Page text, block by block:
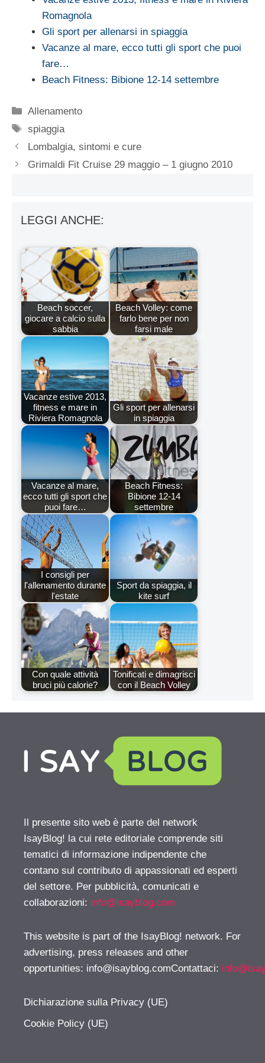
Romagnola
Gli sport per allenarsi in spiaggia
Vacanze al mare, ecco tutti gli sport che puoi
fare…
Beach Fitness: Bibione 12-14 settembre
Categorie
Allenamento
Tag
spiaggia
Lombalgia, sintomi e cure
Grimaldi Fit Cruise 29 maggio – 1 giugno 2010
LEGGI ANCHE:
Beach soccer,
giocare a calcio sulla
sabbia
Beach Volley: come
farlo bene per non
farsi male
Vacanze estive 2013,
fitness e mare in
Riviera Romagnola
Gli sport per allenarsi
in spiaggia
Vacanze al mare,
ecco tutti gli sport che
puoi fare…
Beach Fitness:
Bibione 12-14
settembre
I consigli per
l'allenamento durante
l'estate
Sport da spiaggia, il
kite surf
Con quale attività
bruci più calorie?
Tonificati e dimagrisci
con il Beach Volley
Il presente sito web è parte del network
IsayBlog! la cui rete editoriale comprende siti
tematici di informazione indipendente che
contano sul contributo di appassionati ed esperti
del settore. Per pubblicità, comunicati e
collaborazioni: info@isayblog.com
This website is part of the IsayBlog! network. For
advertising, press releases and other
opportunities: info@isayblog.comContattaci:
Dichiarazione sulla Privacy (UE)
Cookie Policy (UE)